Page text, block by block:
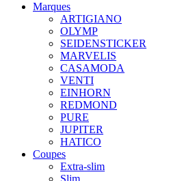
Marques
ARTIGIANO
OLYMP
SEIDENSTICKER
MARVELIS
CASAMODA
VENTI
EINHORN
REDMOND
PURE
JUPITER
HATICO
Coupes
Extra-slim
Slim